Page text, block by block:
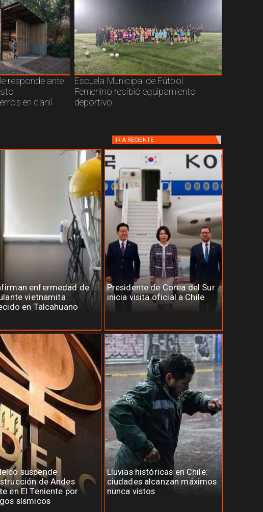
responde ante
en canil
Escuela Municipal de Fútbol
Femenino recibió equipamiento
deportivo
enfermedad de
vietnamita
en Talcahuano
Presidente de Corea del Sur
inicia visita oficial a Chile
suspende
de Andes
en El Teniente por
sísmicos
Lluvias históricas en Chile:
ciudades alcanzan máximos
nunca vistos
IR A RECIENTE